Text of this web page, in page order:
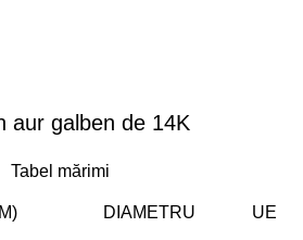
aur galben de 14K
Tabel mărimi
DIAMETRU UE